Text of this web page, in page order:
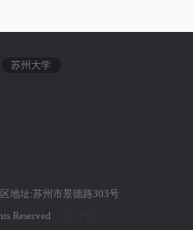
苏州大学
地址:苏州市景德路303号
Reserved